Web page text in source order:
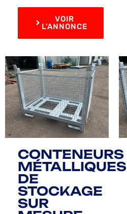
VOIR
L'ANNONCE
CONTENEURS
MÉTALLIQUES
DE
STOCKAGE
SUR